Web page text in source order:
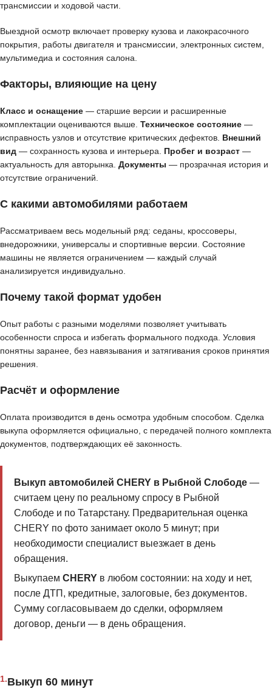
трансмиссии и ходовой части.
Выездной осмотр включает проверку кузова и лакокрасочного
покрытия, работы двигателя и трансмиссии, электронных систем,
мультимедиа и состояния салона.
Факторы, влияющие на цену
Класс и оснащение — старшие версии и расширенные
комплектации оцениваются выше. Техническое состояние —
исправность узлов и отсутствие критических дефектов. Внешний
вид — сохранность кузова и интерьера. Пробег и возраст —
актуальность для авторынка. Документы — прозрачная история и
отсутствие ограничений.
С какими автомобилями работаем
Рассматриваем весь модельный ряд: седаны, кроссоверы,
внедорожники, универсалы и спортивные версии. Состояние
машины не является ограничением — каждый случай
анализируется индивидуально.
Почему такой формат удобен
Опыт работы с разными моделями позволяет учитывать
особенности спроса и избегать формального подхода. Условия
понятны заранее, без навязывания и затягивания сроков принятия
решения.
Расчёт и оформление
Оплата производится в день осмотра удобным способом. Сделка
выкупа оформляется официально, с передачей полного комплекта
документов, подтверждающих её законность.
Выкуп автомобилей CHERY в Рыбной Слободе—
считаем цену по реальному спросу в Рыбной
Слободе и по Татарстану. Предварительная оценка
CHERY по фото занимает около 5 минут; при
необходимости специалист выезжает в день
обращения.
Выкупаем CHERYв любом состоянии: на ходу и нет,
после ДТП, кредитные, залоговые, без документов.
Сумму согласовываем до сделки, оформляем
договор, деньги — в день обращения.
1.Выкуп 60 минут